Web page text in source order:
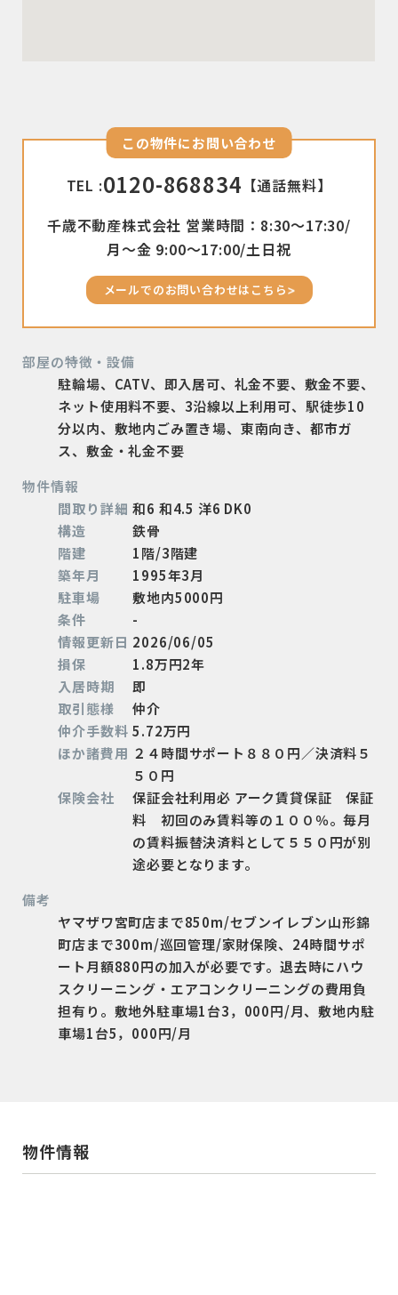
この物件にお問い合わせ
TEL :0120-868834 【通話無料】
千歳不動産株式会社 営業時間：8:30〜17:30/
月〜金 9:00〜17:00/土日祝
メールでのお問い合わせはこちら
部屋の特徴・設備
駐輪場、CATV、即入居可、礼金不要、敷金不要、
ネット使用料不要、3沿線以上利用可、駅徒歩10
分以内、敷地内ごみ置き場、東南向き、都市ガ
ス、敷金・礼金不要
物件情報
間取り詳細 和6 和4.5 洋6 DK0
構造
鉄骨
階建
1階/3階建
築年月
1995年3月
駐車場
敷地内5000円
条件
-
情報更新日 2026/06/05
損保
1.8万円2年
入居時期
即
取引態様
仲介
仲介手数料 5.72万円
ほか諸費用 ２４時間サポート８８０円／決済料５
５０円
保険会社
保証会社利用必 アーク賃貸保証 保証
料 初回のみ賃料等の１００％。毎月
の賃料振替決済料として５５０円が別
途必要となります。
備考
ヤマザワ宮町店まで850m/セブンイレブン山形錦
町店まで300m/巡回管理/家財保険、24時間サポ
ート月額880円の加入が必要です。退去時にハウ
スクリーニング・エアコンクリーニングの費用負
担有り。敷地外駐車場1台3，000円/月、敷地内駐
車場1台5，000円/月
物件情報